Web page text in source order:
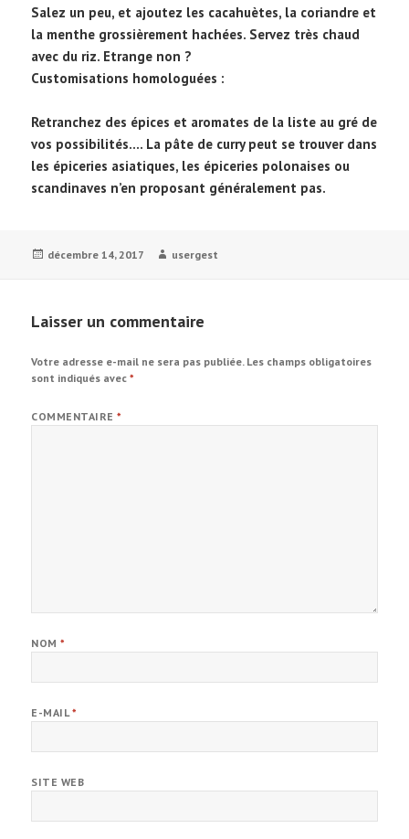
Salez un peu, et ajoutez les cacahuètes, la coriandre et
la menthe grossièrement hachées. Servez très chaud
avec du riz. Etrange non ?
Customisations homologuées :
Retranchez des épices et aromates de la liste au gré de
vos possibilités…. La pâte de curry peut se trouver dans
les épiceries asiatiques, les épiceries polonaises ou
scandinaves n’en proposant généralement pas.
Publié
décembre 14, 2017 Auteur
usergest
Laisser un commentaire
Votre adresse e-mail ne sera pas publiée. Les champs obligatoires
sont indiqués avec*
COMMENTAIRE*
NOM*
E-MAIL*
SITE WEB